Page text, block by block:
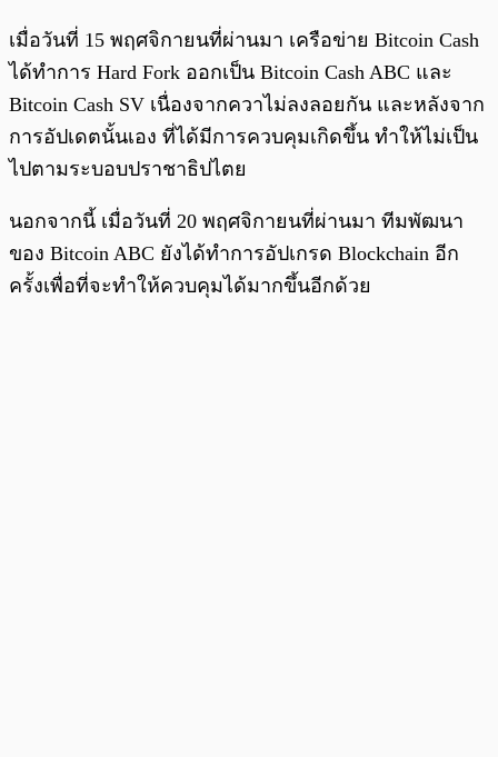
เมื่อวันที่ 15 พฤศจิกายนที่ผ่านมา เครือข่าย Bitcoin Cash
ได้ทำการ Hard Fork ออกเป็น Bitcoin Cash ABC และ
Bitcoin Cash SV เนื่องจากควาไม่ลงลอยกัน และหลังจาก
การอัปเดตนั้นเอง ที่ได้มีการควบคุมเกิดขึ้น ทำให้ไม่เป็น
ไปตามระบอบปราชาธิปไตย
นอกจากนี้ เมื่อวันที่ 20 พฤศจิกายนที่ผ่านมา ทีมพัฒนา
ของ Bitcoin ABC ยังได้ทำการอัปเกรด Blockchain อีก
ครั้งเพื่อที่จะทำให้ควบคุมได้มากขึ้นอีกด้วย